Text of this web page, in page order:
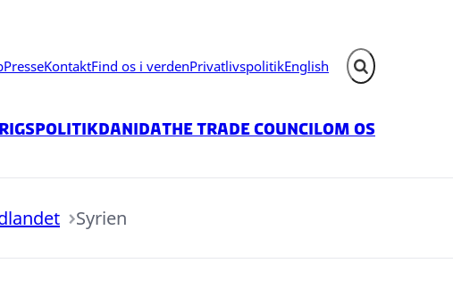
PresseKontaktFind os i verdenPrivatlivspolitikEnglish Fold søgefelt ud
DanidaThe Trade CouncilOm os
Syrien